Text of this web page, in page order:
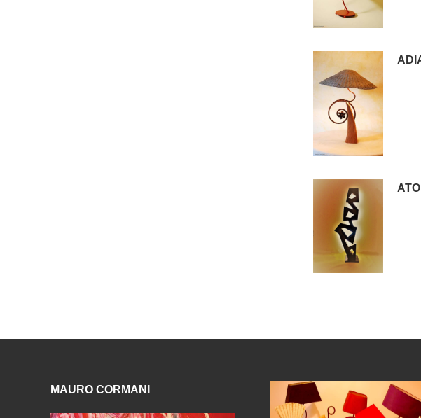
MAURO CORMANI